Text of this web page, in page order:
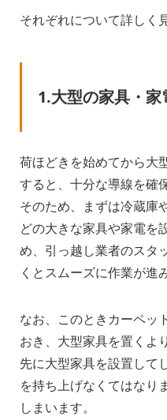
それぞれについて詳しく
1.大型の家具・
荷ほどきを始めてから大
すると、十分な導線を確
そのため、まずは冷蔵庫
どの大きな家具や家電を
め、引っ越し業者のスタ
くとスムーズに作業が進
なお、このときカーペッ
おき、大型家具を置くよ
先に大型家具を設置して
を持ち上げなくてはなり
しまいます。